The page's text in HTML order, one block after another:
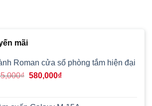
mãi
Roman cửa sổ phòng tắm hiện đại
₫ Giá
580,000₫Giá